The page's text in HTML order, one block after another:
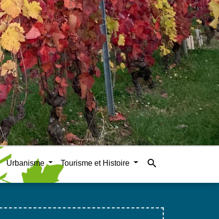
Urbanisme Tourisme et Histoire search